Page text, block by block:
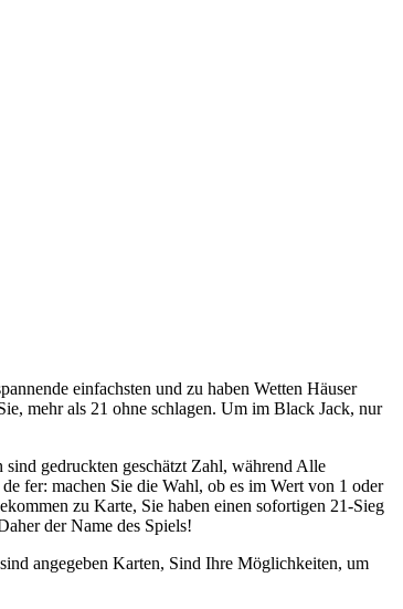
einfachsten und zu haben Wetten Häuser
mehr als 21 ohne schlagen. Um im Black Jack, nur
gedruckten geschätzt Zahl, während Alle
fer: machen Sie die Wahl, ob es im Wert von 1 oder
zu Karte, Sie haben einen sofortigen 21-Sieg
der Name des Spiels!
angegeben Karten, Sind Ihre Möglichkeiten, um